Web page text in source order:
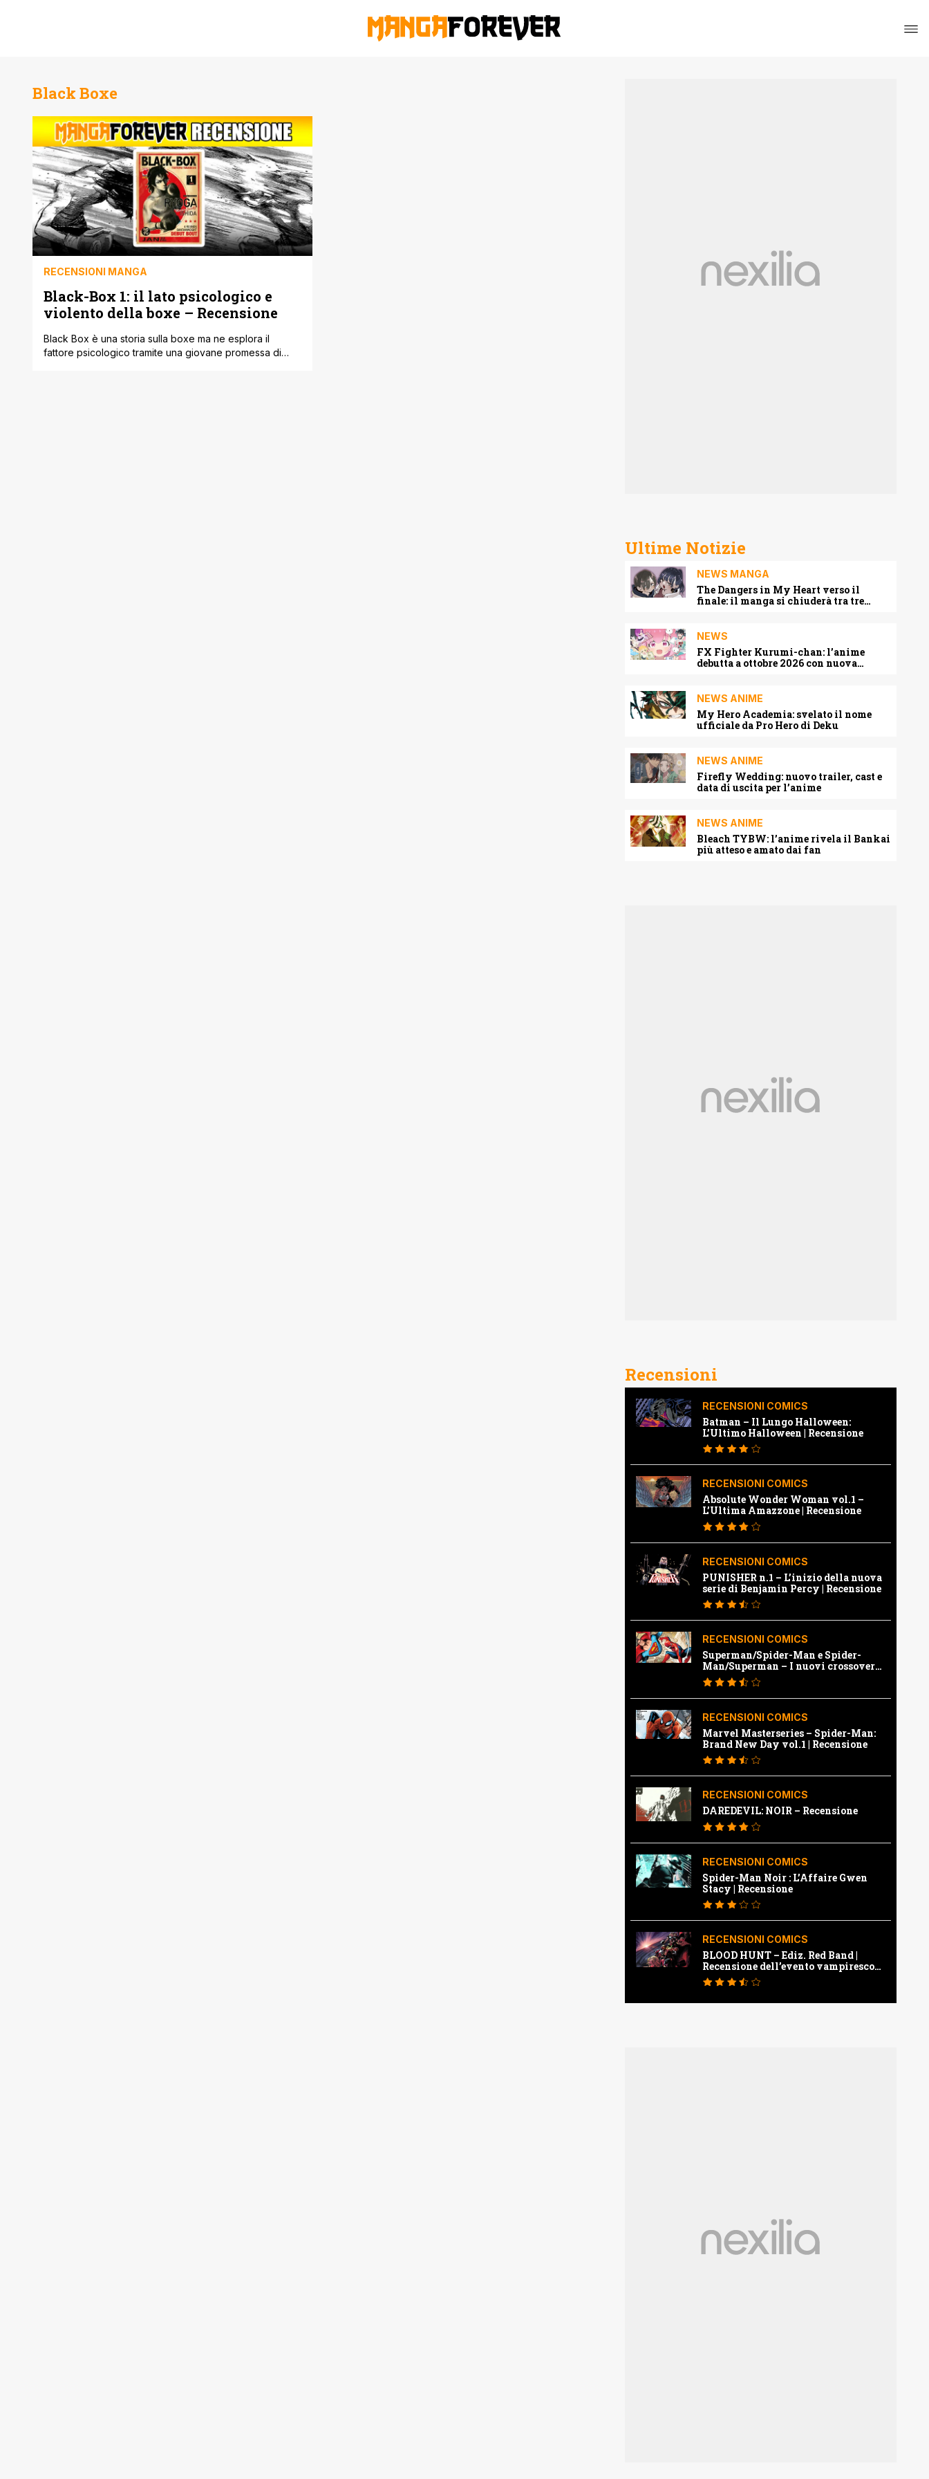
Black Boxe
RECENSIONI MANGA
Black-Box 1: il lato psicologico e
violento della boxe – Recensione
Black Box è una storia sulla boxe ma ne esplora il
fattore psicologico tramite una giovane promessa di
Ultime Notizie
NEWS MANGA
The Dangers in My Heart verso il
finale: il manga si chiuderà tra tre
NEWS
FX Fighter Kurumi-chan: l’anime
debutta a ottobre 2026 con nuova
NEWS ANIME
My Hero Academia: svelato il nome
ufficiale da Pro Hero di Deku
NEWS ANIME
Firefly Wedding: nuovo trailer, cast e
data di uscita per l’anime
NEWS ANIME
Bleach TYBW: l’anime rivela il Bankai
più atteso e amato dai fan
Recensioni
RECENSIONI COMICS
Batman – Il Lungo Halloween:
L’Ultimo Halloween | Recensione
RECENSIONI COMICS
Absolute Wonder Woman vol.1 –
L’Ultima Amazzone | Recensione
RECENSIONI COMICS
PUNISHER n.1 – L’inizio della nuova
serie di Benjamin Percy | Recensione
RECENSIONI COMICS
Superman/Spider-Man e Spider-
Man/Superman – I nuovi crossover
Marvel e Dc | Recensione
RECENSIONI COMICS
Marvel Masterseries – Spider-Man:
Brand New Day vol.1 | Recensione
RECENSIONI COMICS
DAREDEVIL: NOIR – Recensione
RECENSIONI COMICS
Spider-Man Noir : L’Affaire Gwen
Stacy | Recensione
RECENSIONI COMICS
BLOOD HUNT – Ediz. Red Band |
Recensione dell’evento vampiresco
della Marvel